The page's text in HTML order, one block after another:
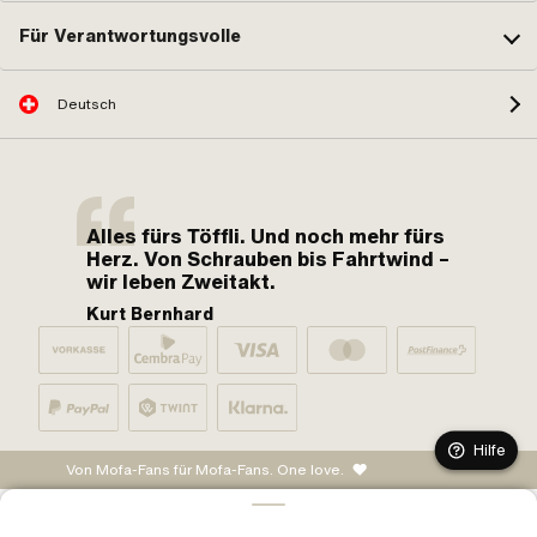
Für Verantwortungsvolle
Deutsch
Alles fürs Töffli. Und noch mehr fürs
Herz. Von Schrauben bis Fahrtwind –
wir leben Zweitakt.
Kurt Bernhard
Von Mofa-Fans für Mofa-Fans. One love.
Hilfe